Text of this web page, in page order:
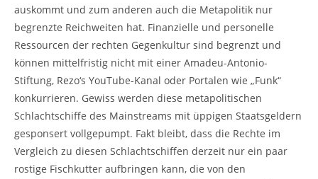
auskommt und zum anderen auch die Metapolitik nur
begrenzte Reichweiten hat. Finanzielle und personelle
Ressourcen der rechten Gegenkultur sind begrenzt und
können mittelfristig nicht mit einer Amadeu-Antonio-
Stiftung, Rezo‘s YouTube-Kanal oder Portalen wie „Funk“
konkurrieren. Gewiss werden diese metapolitischen
Schlachtschiffe des Mainstreams mit üppigen Staatsgeldern
gesponsert vollgepumpt. Fakt bleibt, dass die Rechte im
Vergleich zu diesen Schlachtschiffen derzeit nur ein paar
rostige Fischkutter aufbringen kann, die von den